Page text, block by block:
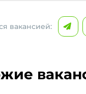
вакансией: